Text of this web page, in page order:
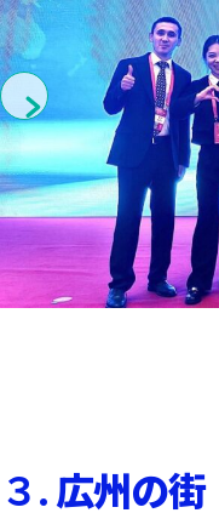
３.広州の街